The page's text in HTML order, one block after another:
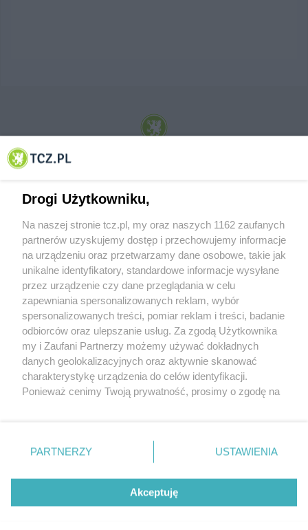
© 2001-2026 Tczew - TCZ.PL Sp. z o.o. Internetowy Serwis Informacyjny Miasta
O FIRMIE POLITYKA PRYWATNOŚCI HOSTING
REKLAMA WSPÓŁPRACA RSS FACEBOOK KONTAKT
Nasze serwisy
Aktualności
Tcz24
Historia miasta
Muzyka i kultura
Archiwum wydarzeń
Zdjęcia miasta
Drogi Użytkowniku,
Na naszej stronie tcz.pl, my oraz naszych 1162 zaufanych
partnerów uzyskujemy dostęp i przechowujemy informacje
na urządzeniu oraz przetwarzamy dane osobowe, takie jak
unikalne identyfikatory, standardowe informacje wysyłane
przez urządzenie czy dane przeglądania w celu
zapewniania spersonalizowanych reklam, wybór
spersonalizowanych treści, pomiar reklam i treści, badanie
odbiorców oraz ulepszanie usług. Za zgodą Użytkownika
my i Zaufani Partnerzy możemy używać dokładnych
danych geolokalizacyjnych oraz aktywnie skanować
charakterystykę urządzenia do celów identyfikacji.
Ponieważ cenimy Twoją prywatność, prosimy o zgodę na
znajdujący się w lewym dolnym rogu strony
. Niektóre
przetwarzaniu. Preferencje będą miały zastosowania tylko
PARTNERZY USTAWIENIA
Akceptuję